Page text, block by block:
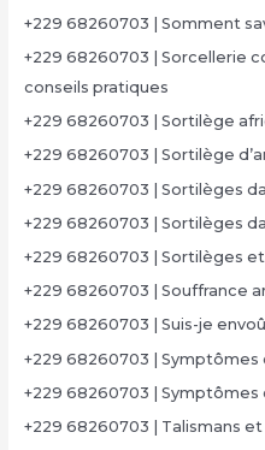
+229 68260703 | Somment
+229 68260703 | Sorcellerie
conseils pratiques
+229 68260703 | Sortilège
+229 68260703 | Sortilège
+229 68260703 | Sortilèges
+229 68260703 | Sortilèges
+229 68260703 | Sortilèges
+229 68260703 | Souffrance
+229 68260703 | Suis-je
+229 68260703 |
+229 68260703 | Symptômes
+229 68260703 | Talismans